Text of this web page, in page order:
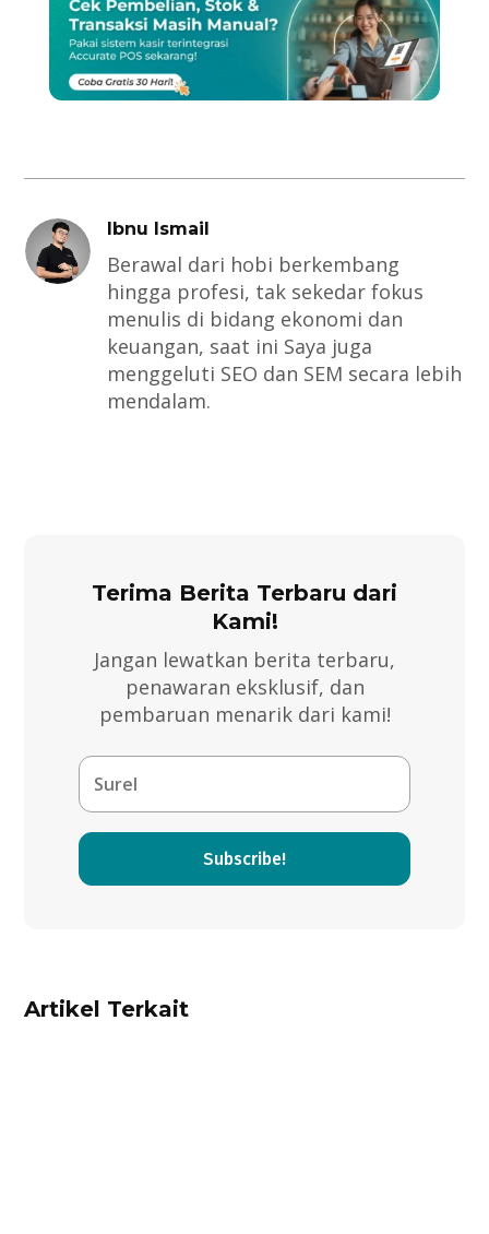
Ibnu Ismail
Berawal dari hobi berkembang
hingga profesi, tak sekedar fokus
menulis di bidang ekonomi dan
keuangan, saat ini Saya juga
menggeluti SEO dan SEM secara lebih
mendalam.
Terima Berita Terbaru dari
Kami!
Jangan lewatkan berita terbaru,
penawaran eksklusif, dan
pembaruan menarik dari kami!
Subscribe!
Artikel Terkait